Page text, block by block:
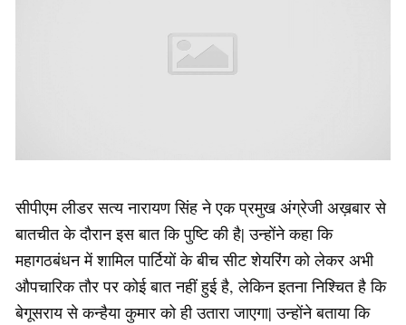
सीपीएम लीडर सत्य नारायण सिंह ने एक प्रमुख अंग्रेजी अख़बार से
बातचीत के दौरान इस बात कि पुष्टि की है| उन्होंने कहा कि
महागठबंधन में शामिल पार्टियों के बीच सीट शेयरिंग को लेकर अभी
औपचारिक तौर पर कोई बात नहीं हुई है, लेकिन इतना निश्चित है कि
बेगूसराय से कन्हैया कुमार को ही उतारा जाएगा| उन्होंने बताया कि